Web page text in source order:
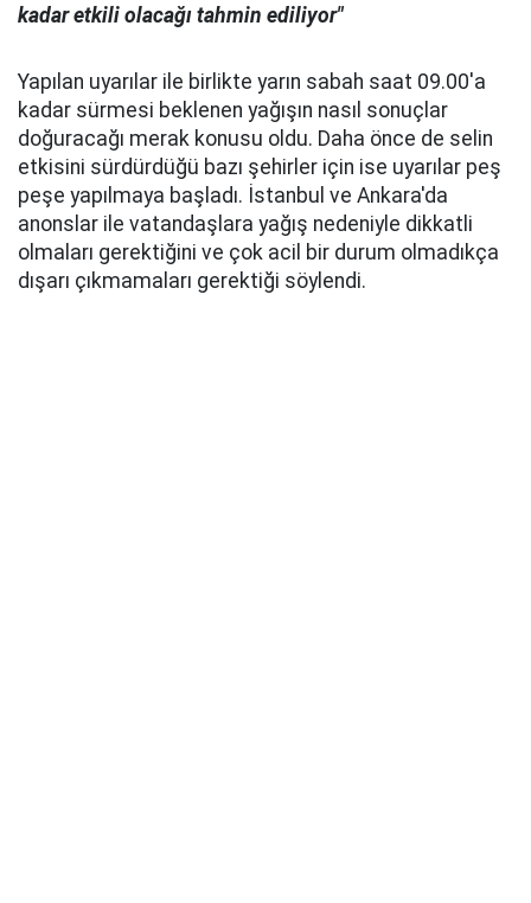
kadar etkili olacağı tahmin ediliyor"
Yapılan uyarılar ile birlikte yarın sabah saat 09.00'a
kadar sürmesi beklenen yağışın nasıl sonuçlar
doğuracağı merak konusu oldu. Daha önce de selin
etkisini sürdürdüğü bazı şehirler için ise uyarılar peş
peşe yapılmaya başladı. İstanbul ve Ankara'da
anonslar ile vatandaşlara yağış nedeniyle dikkatli
olmaları gerektiğini ve çok acil bir durum olmadıkça
dışarı çıkmamaları gerektiği söylendi.